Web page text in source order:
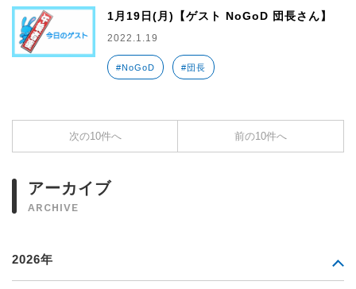
1月19日(月)【ゲスト NoGoD 団長さん】
2022.1.19
#NoGoD #団長
次の10件へ 前の10件へ
アーカイブ
ARCHIVE
2026年